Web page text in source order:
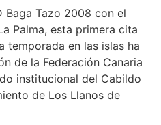
Baga Tazo 2008 con el
Palma, esta primera cita
temporada en las islas ha
de la Federación Canaria
institucional del Cabildo
de Los Llanos de